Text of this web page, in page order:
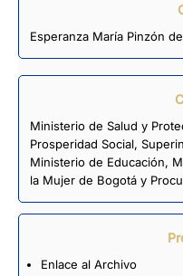
Esperanza María Pinzón
Ministerio de Salud y
Prosperidad Social,
Ministerio de Educación,
la Mujer de Bogotá y
Enlace al Archivo